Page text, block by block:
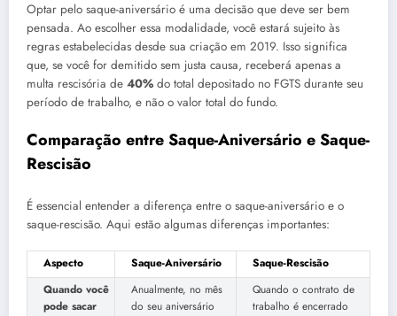
Optar pelo saque-aniversário é uma decisão que deve ser bem
pensada. Ao escolher essa modalidade, você estará sujeito às
regras estabelecidas desde sua criação em 2019. Isso significa
que, se você for demitido sem justa causa, receberá apenas a
multa rescisória de 40% do total depositado no FGTS durante seu
período de trabalho, e não o valor total do fundo.
Comparação entre Saque-Aniversário e Saque-
Rescisão
É essencial entender a diferença entre o saque-aniversário e o
saque-rescisão. Aqui estão algumas diferenças importantes:
Aspecto Saque-Aniversário
Saque-Rescisão
Quando você
pode sacar
Anualmente, no mês
do seu aniversário
Quando o contrato de
trabalho é encerrado